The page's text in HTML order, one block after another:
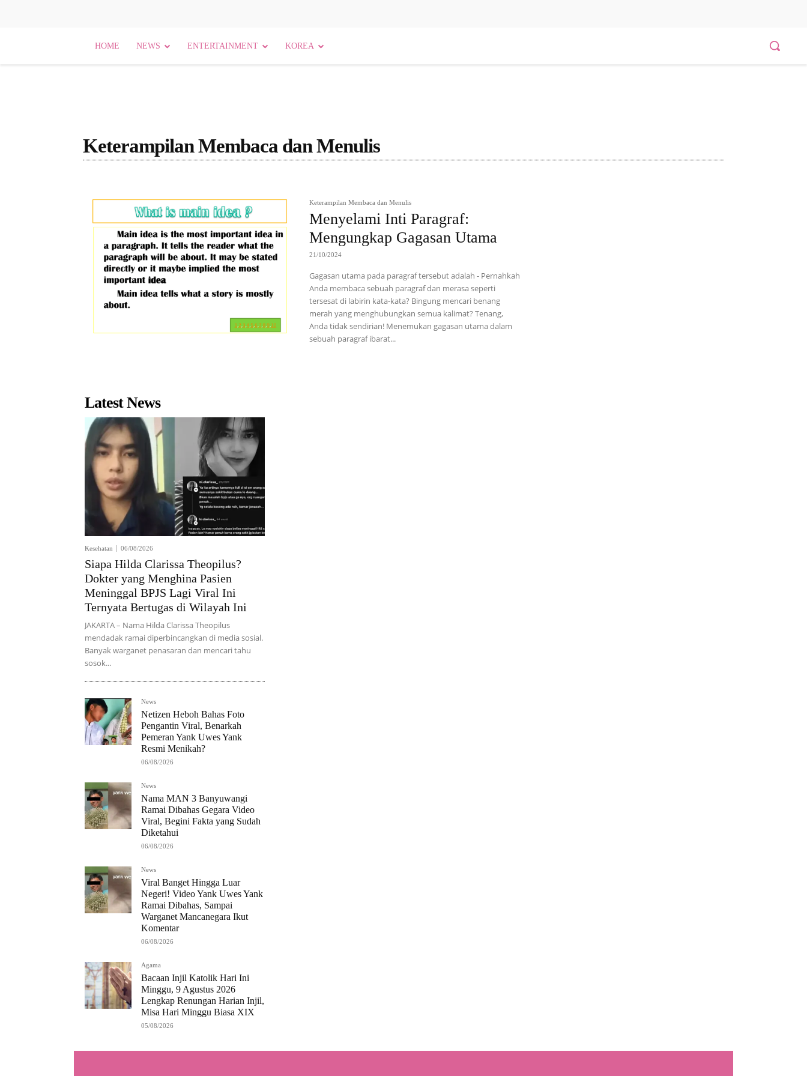
HOME NEWS ENTERTAINMENT KOREA
Keterampilan Membaca dan Menulis
Keterampilan Membaca dan Menulis
Menyelami Inti Paragraf:
Mengungkap Gagasan Utama
21/10/2024
Gagasan utama pada paragraf tersebut adalah - Pernahkah
Anda membaca sebuah paragraf dan merasa seperti
tersesat di labirin kata-kata? Bingung mencari benang
merah yang menghubungkan semua kalimat? Tenang,
Anda tidak sendirian! Menemukan gagasan utama dalam
sebuah paragraf ibarat...
Latest News
Kesehatan 06/08/2026
Siapa Hilda Clarissa Theopilus?
Dokter yang Menghina Pasien
Meninggal BPJS Lagi Viral Ini
Ternyata Bertugas di Wilayah Ini
JAKARTA – Nama Hilda Clarissa Theopilus
mendadak ramai diperbincangkan di media sosial.
Banyak warganet penasaran dan mencari tahu
sosok...
News
Netizen Heboh Bahas Foto
Pengantin Viral, Benarkah
Pemeran Yank Uwes Yank
Resmi Menikah?
06/08/2026
News
Nama MAN 3 Banyuwangi
Ramai Dibahas Gegara Video
Viral, Begini Fakta yang Sudah
Diketahui
06/08/2026
News
Viral Banget Hingga Luar
Negeri! Video Yank Uwes Yank
Ramai Dibahas, Sampai
Warganet Mancanegara Ikut
Komentar
06/08/2026
Agama
Bacaan Injil Katolik Hari Ini
Minggu, 9 Agustus 2026
Lengkap Renungan Harian Injil,
Misa Hari Minggu Biasa XIX
05/08/2026